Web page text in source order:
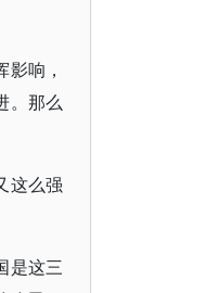
响，
。那么
这么强
是这三